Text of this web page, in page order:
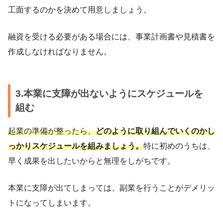
工面するのかを決めて用意しましょう。
融資を受ける必要がある場合には、事業計画書や見積書を
作成しなければなりません。
3.本業に支障が出ないようにスケジュールを
組む
起業の準備が整ったら、どのように取り組んでいくのかし
っかりスケジュールを組みましょう。特に初めのうちは、
早く成果を出したいからと無理をしがちです。
本業に支障が出てしまっては、副業を行うことがデメリッ
トになってしまいます。